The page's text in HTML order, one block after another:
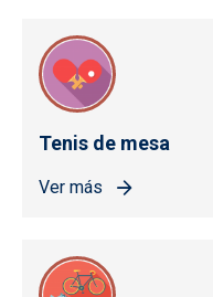
Tenis de mesa
Ver más